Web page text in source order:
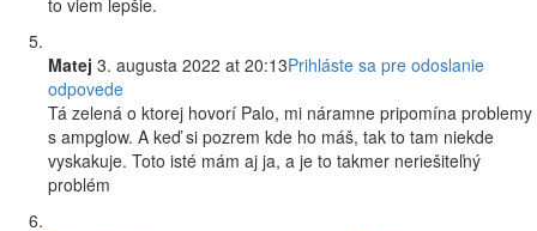
to viem lepšie.
Matej 3. augusta 2022 at 20:13Prihláste sa pre odoslanie
odpovede
Tá zelená o ktorej hovorí Palo, mi náramne pripomína problemy
s ampglow. A keď si pozrem kde ho máš, tak to tam niekde
vyskakuje. Toto isté mám aj ja, a je to takmer neriešiteľný
problém